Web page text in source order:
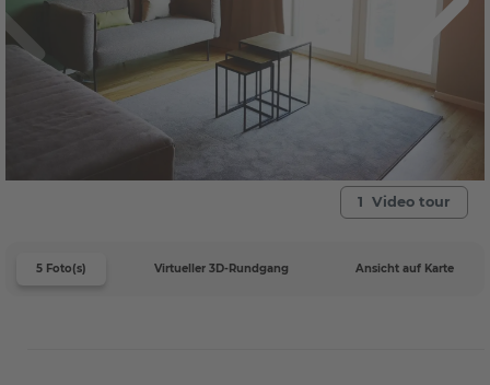
1 Video tour
5 Foto(s) Virtueller 3D-Rundgang Ansicht auf Karte